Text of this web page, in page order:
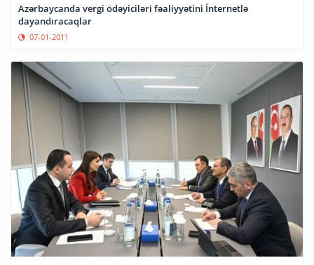
Azərbaycanda vergi ödəyiciləri fəaliyyətini İnternetlə
dayandıracaqlar
07-01-2011